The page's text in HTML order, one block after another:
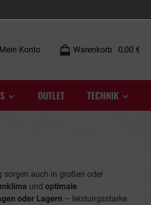
anzeigen
Mein Konto Warenkorb 0,00 €
OUTLET TECHNIK
sorgen auch in großen oder
und optimale
oder Lagern – leistungsstarke